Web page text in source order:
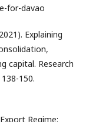
for-davao
Explaining
capital. Research
150.
Regime: